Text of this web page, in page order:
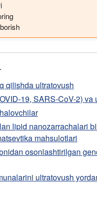
qilishda ultratovush
19, SARS-CoV-2) va
lipid nanozarrachalari
mahsulotlari
osonlashtirilgan
ultratovush